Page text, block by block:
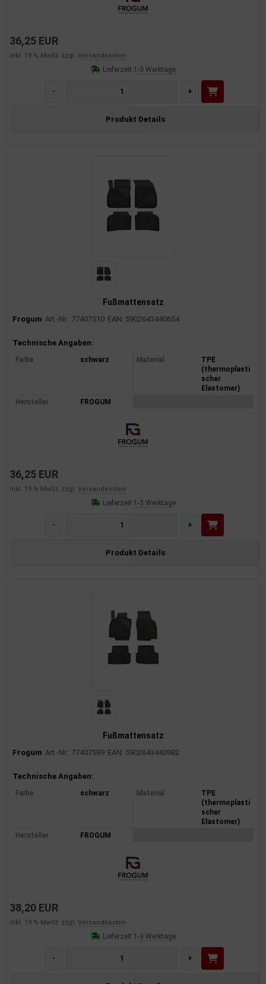
36,25 EUR
inkl. 19 % MwSt. zzgl. Versandkosten
Lieferzeit:1-3 Werktage
- +
Produkt Details
Fußmattensatz
Frogum Art.-Nr.: 77407510 EAN: 5902643440654
Produktinformationen
Technische Angaben:
Farbe schwarz Material
TPE
(thermoplasti
scher
Elastomer)
Hersteller
FROGUM
36,25 EUR
inkl. 19 % MwSt. zzgl. Versandkosten
Lieferzeit:1-3 Werktage
- +
Produkt Details
Fußmattensatz
Frogum Art.-Nr.: 77407589 EAN: 5902643440982
Produktinformationen
Technische Angaben:
Farbe schwarz Material
TPE
(thermoplasti
scher
Elastomer)
Hersteller
FROGUM
38,20 EUR
inkl. 19 % MwSt. zzgl. Versandkosten
Lieferzeit:1-3 Werktage
- +